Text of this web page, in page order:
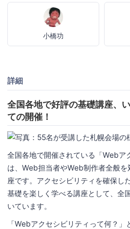
小橋功
詳細
全国各地で好評の基礎講座、
ての開催！
全国各地で開催されている「Webア
は、Web担当者やWeb制作者全般
座です。アクセシビリティを確保し
基礎を楽しく学べる講座として、全
いています。
「Webアクセシビリティって何？